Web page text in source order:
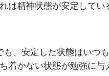
は精神状態が安定してい
も、安定した状態はいつ
着かない状態が勉強に与